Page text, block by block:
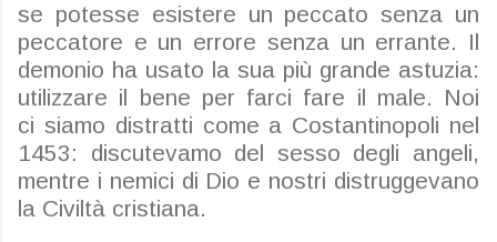
se potesse esistere un peccato senza un
peccatore e un errore senza un errante. Il
demonio ha usato la sua più grande astuzia:
utilizzare il bene per farci fare il male. Noi
ci siamo distratti come a Costantinopoli nel
1453: discutevamo del sesso degli angeli,
mentre i nemici di Dio e nostri distruggevano
la Civiltà cristiana.